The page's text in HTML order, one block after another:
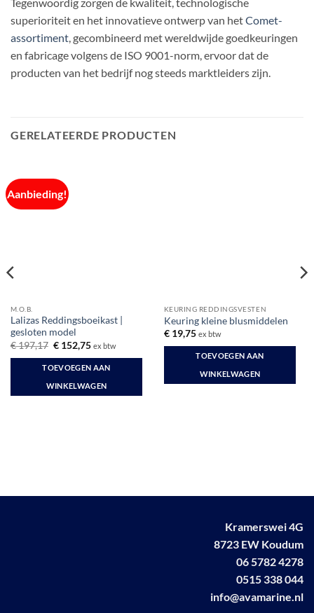
superioriteit en het innovatieve ontwerp van hetComet-
assortiment, gecombineerd met wereldwijde goedkeuringen
en fabricage volgens de ISO 9001-norm, ervoor dat de
producten van het bedrijf nog steeds marktleiders zijn.
GERELATEERDE PRODUCTEN
Aanbieding!
M.O.B.
Lalizas Reddingsboeikast |
gesloten model
€197,17 Oorspronkelijke
was:
€ 197,17.
€152,75Huidige
is:
€ 152,75.
ex btw
TOEVOEGEN AAN
WINKELWAGEN
KEURING REDDINGSVESTEN
Keuring kleine blusmiddelen
€19,75 ex btw
TOEVOEGEN AAN
WINKELWAGEN
Kramerswei 4G
8723 EW Koudum
06 5782 4278
0515 338 044
info@avamarine.nl